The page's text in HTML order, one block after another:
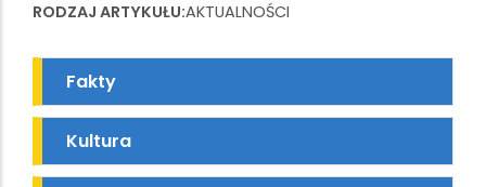
RODZAJ ARTYKUŁU AKTUALNOŚCI
Fakty
Kultura